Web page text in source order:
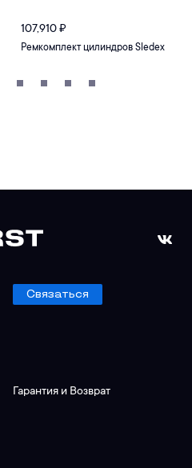
107,910₽
Ремкомплект цилиндров Sledex
Связаться
Гарантия и Возврат